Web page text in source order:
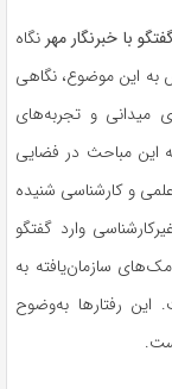
با خبرنگار مهر نگاه
این موضوع، نگاهی
و تجربه‌های
این مباحث در فضایی
و کارشناسی شنیده
وارد گفتگو
سازمان‌یافته به
این رفتارها به‌وضوح